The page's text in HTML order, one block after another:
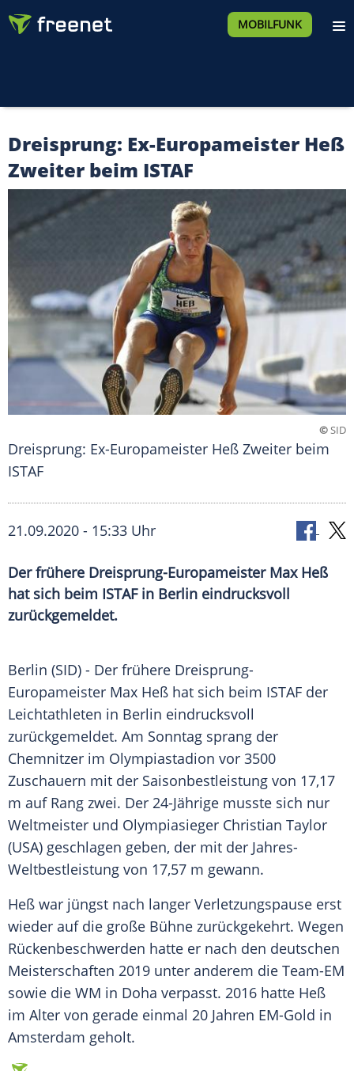
MOBILFUNK
Dreisprung: Ex-Europameister Heß
Zweiter beim ISTAF
©SID
Dreisprung: Ex-Europameister Heß Zweiter beim
ISTAF
21.09.2020 - 15:33 Uhr
Der frühere Dreisprung-Europameister Max Heß
hat sich beim ISTAF in Berlin eindrucksvoll
zurückgemeldet.
Berlin (SID) - Der frühere Dreisprung-
Europameister Max Heß hat sich beim ISTAF der
Leichtathleten in Berlin eindrucksvoll
zurückgemeldet. Am Sonntag sprang der
Chemnitzer im Olympiastadion vor 3500
Zuschauern mit der Saisonbestleistung von 17,17
m auf Rang zwei. Der 24-Jährige musste sich nur
Weltmeister und Olympiasieger Christian Taylor
(USA) geschlagen geben, der mit der Jahres-
Weltbestleistung von 17,57 m gewann.
Heß war jüngst nach langer Verletzungspause erst
wieder auf die große Bühne zurückgekehrt. Wegen
Rückenbeschwerden hatte er nach den deutschen
Meisterschaften 2019 unter anderem die Team-EM
sowie die WM in Doha verpasst. 2016 hatte Heß
im Alter von gerade einmal 20 Jahren EM-Gold in
Amsterdam geholt.